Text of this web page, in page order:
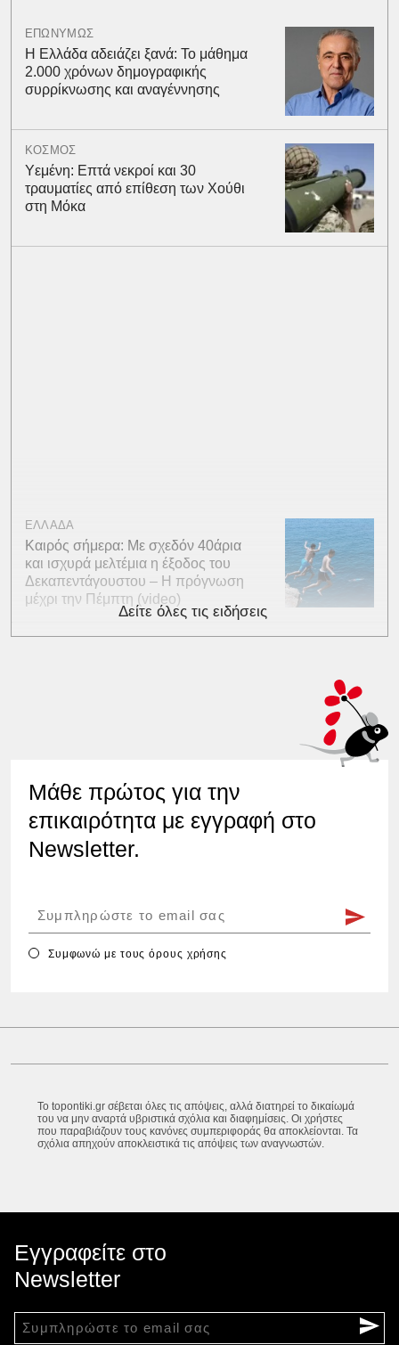
ΕΠΩΝΥΜΩΣ
Η Ελλάδα αδειάζει ξανά: Το μάθημα
2.000 χρόνων δημογραφικής
συρρίκνωσης και αναγέννησης
ΚΟΣΜΟΣ
Υεμένη: Επτά νεκροί και 30
τραυματίες από επίθεση των Χούθι
στη Μόκα
ΕΛΛΑΔΑ
Καιρός σήμερα: Με σχεδόν 40άρια
και ισχυρά μελτέμια η έξοδος του
Δεκαπεντάγουστου – Η πρόγνωση
μέχρι την Πέμπτη (video)
Δείτε όλες τις ειδήσεις
Μάθε πρώτος για την
επικαιρότητα με εγγραφή στο
Newsletter.
Συμφωνώ με τουςόρους χρήσης
Το topontiki.gr σέβεται όλες τις απόψεις, αλλά διατηρεί το δικαίωμά
του να μην αναρτά υβριστικά σχόλια και διαφημίσεις. Οι χρήστες
που παραβιάζουν τους κανόνες συμπεριφοράς θα αποκλείονται. Τα
σχόλια απηχούν αποκλειστικά τις απόψεις των αναγνωστών.
Εγγραφείτε στο
Newsletter